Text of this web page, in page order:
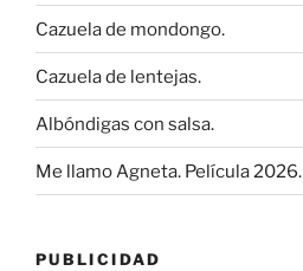
Cazuela de mondongo.
Cazuela de lentejas.
Albóndigas con salsa.
Me llamo Agneta. Película 2026.
PUBLICIDAD